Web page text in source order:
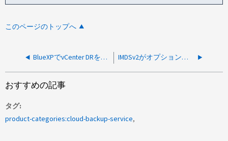
このページのトップへ
BlueXPでvCenter DRを設定できない IMDSv2がオプションに設定されているため、新しいBlueXPバックアップおよびリカバリジョブを作成できません
おすすめの記事
タグ
product-categories:cloud-backup-service